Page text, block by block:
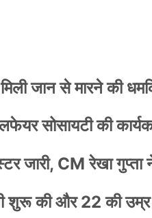
जान से मारने की
सोसायटी की
जारी, CM रेखा
शुरू की और 22 की